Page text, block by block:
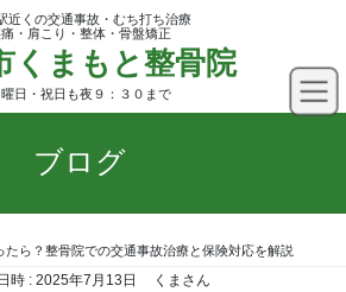
近くの交通事故・むち打ち治療
痛・肩こり・整体・骨盤矯正
くまもと整骨院
曜日・祝日も夜９：３０まで
ブログ
ら？整骨院での交通事故治療と保険対応を解説
時 : 2025年7月13日 くまさん